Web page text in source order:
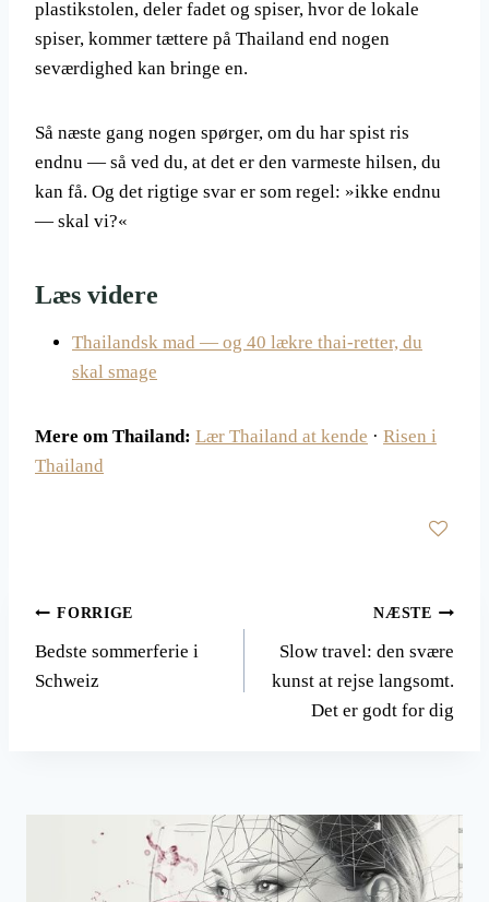
plastikstolen, deler fadet og spiser, hvor de lokale
spiser, kommer tættere på Thailand end nogen
seværdighed kan bringe en.
Så næste gang nogen spørger, om du har spist ris
endnu — så ved du, at det er den varmeste hilsen, du
kan få. Og det rigtige svar er som regel: »ikke endnu
— skal vi?«
Læs videre
Thailandsk mad — og 40 lækre thai-retter, du
skal smage
Mere om Thailand: Lær Thailand at kende · Risen i
Thailand
Indlægsnavigation
FORRIGE
Bedste sommerferie i
Schweiz
NÆSTE
Slow travel: den svære
kunst at rejse langsomt.
Det er godt for dig